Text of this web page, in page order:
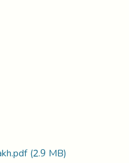
(2.9 MB)